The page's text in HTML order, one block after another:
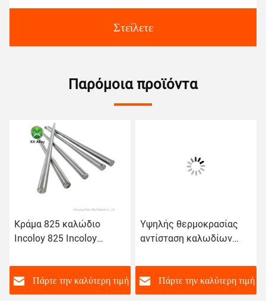
Στείλετε
Παρόμοια προϊόντα
Κράμα 825 καλώδιο
Incoloy 825 Incoloy
συγκόλλησης νικελίου
ASTM στρογγυλός
φραγμός
Πάρτε την καλύτερη τιμή
Υψηλής θερμοκρασίας
αντίσταση καλωδίων
νικελίου κραμάτων
ASTM Incoloy
Incoloy800h
Πάρτε την καλύτερη τιμή